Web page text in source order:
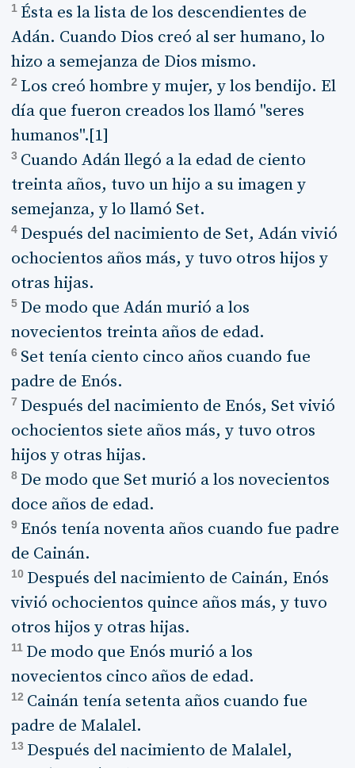
1 Ésta es la lista de los descendientes de
Adán. Cuando Dios creó al ser humano, lo
hizo a semejanza de Dios mismo.
2 Los creó hombre y mujer, y los bendijo. El
día que fueron creados los llamó "seres
humanos".[1]
3 Cuando Adán llegó a la edad de ciento
treinta años, tuvo un hijo a su imagen y
semejanza, y lo llamó Set.
4 Después del nacimiento de Set, Adán vivió
ochocientos años más, y tuvo otros hijos y
otras hijas.
5 De modo que Adán murió a los
novecientos treinta años de edad.
6 Set tenía ciento cinco años cuando fue
padre de Enós.
7 Después del nacimiento de Enós, Set vivió
ochocientos siete años más, y tuvo otros
hijos y otras hijas.
8 De modo que Set murió a los novecientos
doce años de edad.
9 Enós tenía noventa años cuando fue padre
de Cainán.
10 Después del nacimiento de Cainán, Enós
vivió ochocientos quince años más, y tuvo
otros hijos y otras hijas.
11 De modo que Enós murió a los
novecientos cinco años de edad.
12 Cainán tenía setenta años cuando fue
padre de Malalel.
13 Después del nacimiento de Malalel,